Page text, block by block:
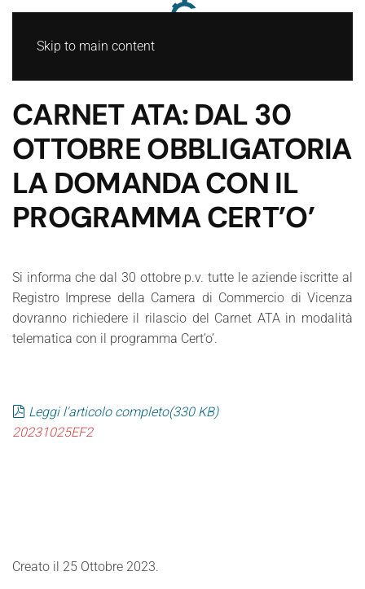
Skip to main content
CARNET ATA: DAL 30
OTTOBRE OBBLIGATORIA
LA DOMANDA CON IL
PROGRAMMA CERT’O’
Si informa che dal 30 ottobre p.v. tutte le aziende iscritte al
Registro Imprese della Camera di Commercio di Vicenza
dovranno richiedere il rilascio del Carnet ATA in modalità
telematica con il programma Cert’o’.
pdf
Leggi l'articolo completo(330 KB)
20231025EF2
Creato il 25 Ottobre 2023.